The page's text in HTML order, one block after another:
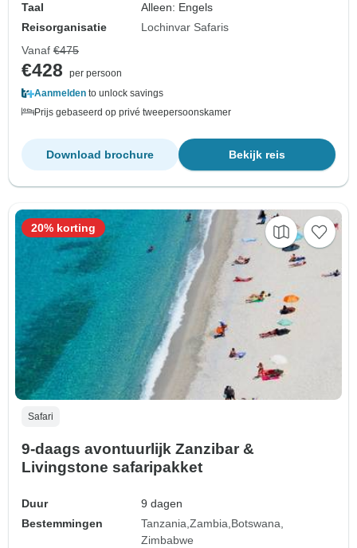
Taal
Alleen: Engels
Reisorganisatie
Lochinvar Safaris
Vanaf €475
€428
per persoon
Aanmelden to unlock savings
Prijs gebaseerd op privé tweepersoonskamer
Bekijk reis
Download brochure
Safari
9-daags avontuurlijk Zanzibar &
Livingstone safaripakket
Duur
9 dagen
Bestemmingen
Tanzania Zambia Botswana
Zimbabwe
20% korting